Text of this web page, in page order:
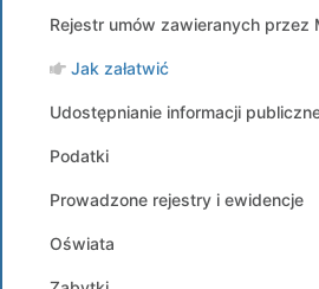
Rejestr umów zawieranych przez
Jak załatwić
Udostępnianie informacji
Podatki
Prowadzone rejestry i ewidencje
Oświata